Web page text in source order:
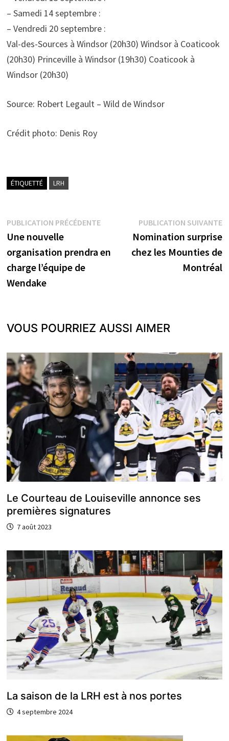
– Samedi 14 septembre :
– Vendredi 20 septembre :
Val-des-Sources à Windsor (20h30) Windsor à Coaticook
(20h30) Princeville à Windsor (19h30) Coaticook à
Windsor (20h30)
Source: Robert Legault – Wild de Windsor
Crédit photo: Denis Roy
ÉTIQUETTÉ LRH
Navigation
de
l’article
PUBLICATION PRÉCÉDENTEPublication
précédente :
Une nouvelle
organisation prendra en
charge l’équipe de
Wendake
PUBLICATION SUIVANTE
Nomination surprise
chez les Mounties de
Montréal
VOUS POURRIEZ AUSSI AIMER
Le Courteau de Louiseville annonce ses
premières signatures
7 août 2023
La saison de la LRH est à nos portes
4 septembre 2024